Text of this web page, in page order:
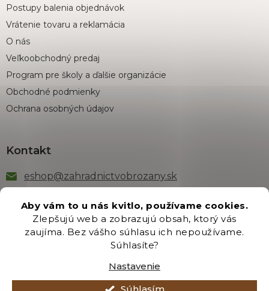
Aby vám to u nás kvitlo, používame cookies.
Zlepšujú web a zobrazujú obsah, ktorý vás
zaujíma. Bez vášho súhlasu ich nepoužívame.
Súhlasíte?
Nastavenie
Postupy balenia objednávok
Vrátenie tovaru a reklamácia
O nás
Veľkoobchodný predaj
Program pre školy a ďalšie organizácie
Obchodné podmienky
Ochrana osobných údajov
Kontakt
eshop@zahradnictvobrozany.sk
Odber newsletteru